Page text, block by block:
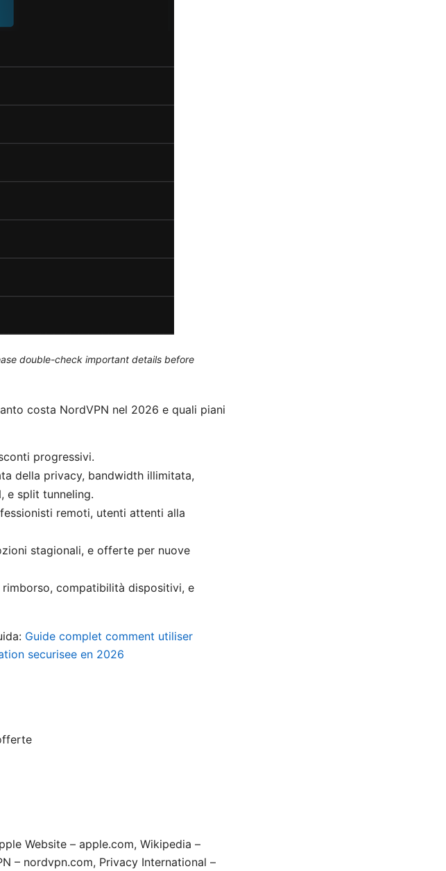
double-check important details before
costa NordVPN nel 2026 e quali piani
progressivi.
della privacy, bandwidth illimitata,
e split tunneling.
remoti, utenti attenti alla
stagionali, e offerte per nuove
compatibilità dispositivi, e
Guide complet comment utiliser
securisee en 2026
Website – apple.com, Wikipedia –
– nordvpn.com, Privacy International –